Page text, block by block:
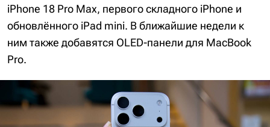
iPhone 18 Pro Max, первого складного iPhone и
обновлённого iPad mini. В ближайшие недели к
ним также добавятся OLED-панели для MacBook
Pro.